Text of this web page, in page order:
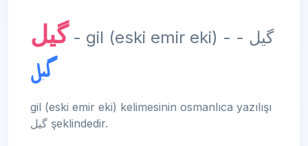
گيل - gil (eski emir eki) - گيل -
گيل
gil (eski emir eki) kelimesinin osmanlıca yazılışı
گيل şeklindedir.